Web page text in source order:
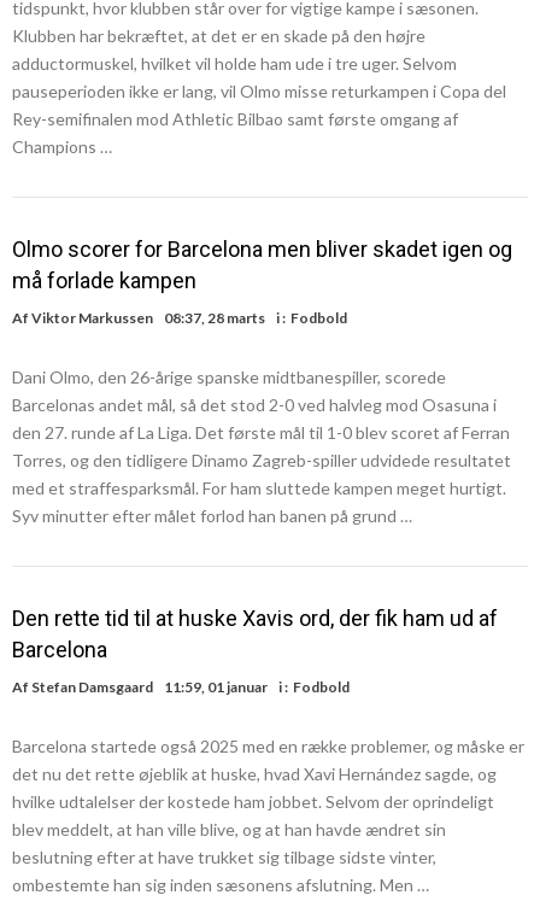
tidspunkt, hvor klubben står over for vigtige kampe i sæsonen.
Klubben har bekræftet, at det er en skade på den højre
adductormuskel, hvilket vil holde ham ude i tre uger. Selvom
pauseperioden ikke er lang, vil Olmo misse returkampen i Copa del
Rey-semifinalen mod Athletic Bilbao samt første omgang af
Champions …
Olmo scorer for Barcelona men bliver skadet igen og
må forlade kampen
Af Viktor Markussen 08:37, 28 marts i : Fodbold
Dani Olmo, den 26-årige spanske midtbanespiller, scorede
Barcelonas andet mål, så det stod 2-0 ved halvleg mod Osasuna i
den 27. runde af La Liga. Det første mål til 1-0 blev scoret af Ferran
Torres, og den tidligere Dinamo Zagreb-spiller udvidede resultatet
med et straffesparksmål. For ham sluttede kampen meget hurtigt.
Syv minutter efter målet forlod han banen på grund …
Den rette tid til at huske Xavis ord, der fik ham ud af
Barcelona
Af Stefan Damsgaard 11:59, 01 januar i : Fodbold
Barcelona startede også 2025 med en række problemer, og måske er
det nu det rette øjeblik at huske, hvad Xavi Hernández sagde, og
hvilke udtalelser der kostede ham jobbet. Selvom der oprindeligt
blev meddelt, at han ville blive, og at han havde ændret sin
beslutning efter at have trukket sig tilbage sidste vinter,
ombestemte han sig inden sæsonens afslutning. Men …